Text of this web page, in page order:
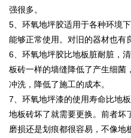
强很多。
5、环氧地坪胶适用于各种环境
能够正常使用。对旧的器材也有
6、环氧地坪胶比地板脏耐脏，
板砖一样的墙缝降低了产生细菌
冲洗，降低了施工的成本。
7、环氧地坪漆的使用寿命比地
地板砖坏了就需要更换。前者坏
磨损还是划痕都很容易，不像地